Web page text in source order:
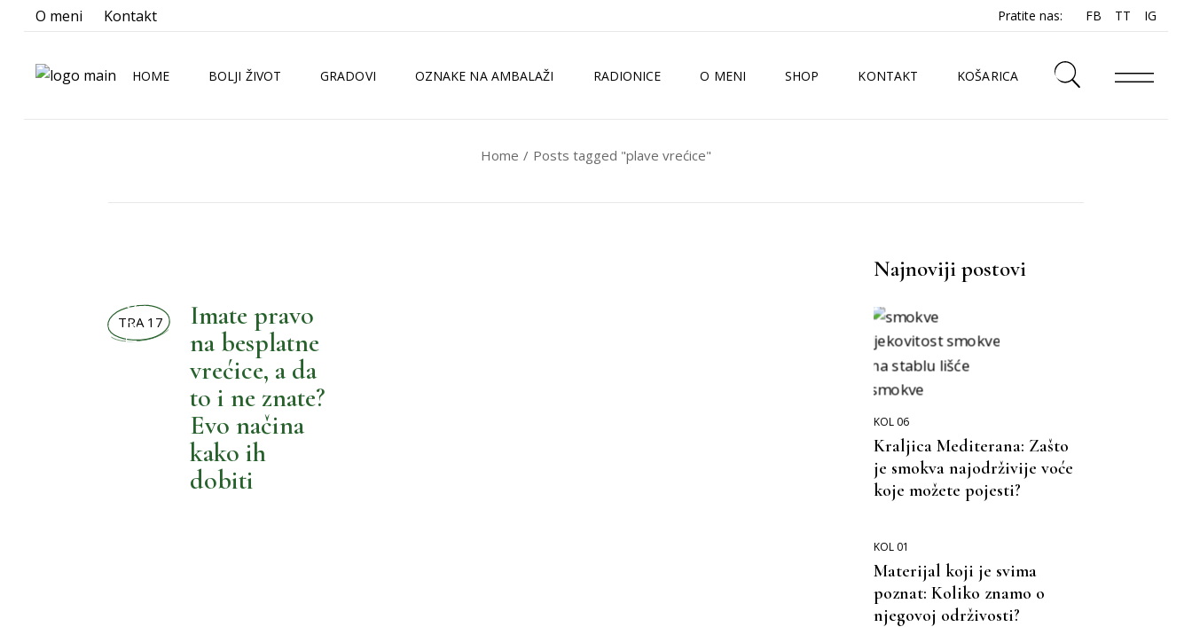
O meni Kontakt Pratite nas: FB TT IG
HOME BOLJI ŽIVOT
BOLJI MALENI
BOLJI ORMAR
BOLJI PRAZNICI
BOLJA POTROŠNJA
MOŽEMO BOLJE
GRADOVI OZNAKE NA AMBALAŽI RADIONICE O MENI
TKO SAM JA?
SHOP KONTAKT KOŠARICA
Home Posts tagged "plave vrećice"
ZAGREB
TRA 17
Imate pravo
na besplatne
vrećice, a da
to i ne znate?
Evo načina
kako ih
dobiti
Najnoviji postovi
KOL 06
Kraljica Mediterana: Zašto
je smokva najodrživije voće
koje možete pojesti?
KOL 01
Materijal koji je svima
poznat: Koliko znamo o
njegovoj održivosti?